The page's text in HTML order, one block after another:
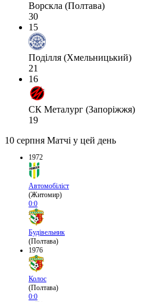
Ворскла (Полтава)
30
15
Поділля (Хмельницький)
21
16
СК Металург (Запоріжжя)
19
10 серпня Матчі у цей день
1972
Автомобіліст
(Житомир)
0:0
Будівельник
(Полтава)
1976
Колос
(Полтава)
0:0